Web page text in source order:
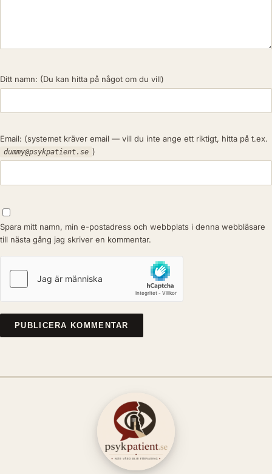
Ditt namn: (Du kan hitta på något om du vill)
Email: (systemet kräver email — vill du inte ange ett riktigt, hitta på t.ex.
dummy@psykpatient.se )
Spara mitt namn, min e-postadress och webbplats i denna webbläsare
till nästa gång jag skriver en kommentar.